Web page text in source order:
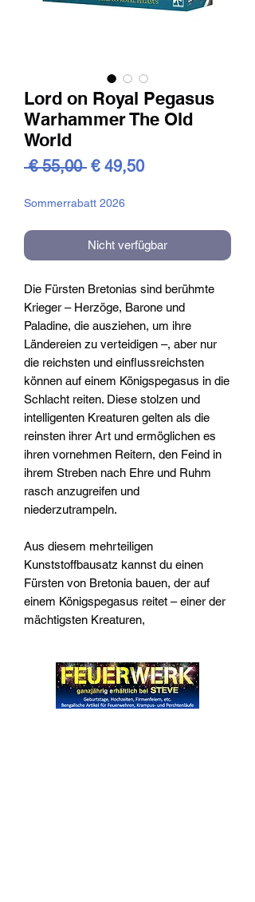
Lord on Royal Pegasus
Warhammer The Old
World
€ 55,00 Standardpreis
€ 49,50Sale-
Sommerrabatt 2026
Nicht verfügbar
Die Fürsten Bretonias sind berühmte
Krieger – Herzöge, Barone und
Paladine, die ausziehen, um ihre
Ländereien zu verteidigen –, aber nur
die reichsten und einflussreichsten
können auf einem Königspegasus in die
Schlacht reiten. Diese stolzen und
intelligenten Kreaturen gelten als die
reinsten ihrer Art und ermöglichen es
ihren vornehmen Reitern, den Feind in
ihrem Streben nach Ehre und Ruhm
rasch anzugreifen und
niederzutrampeln.
Aus diesem mehrteiligen
Kunststoffbausatz kannst du einen
Fürsten von Bretonia bauen, der auf
einem Königspegasus reitet – einer der
mächtigsten Kreaturen,